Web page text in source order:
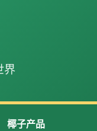
界
椰子产品